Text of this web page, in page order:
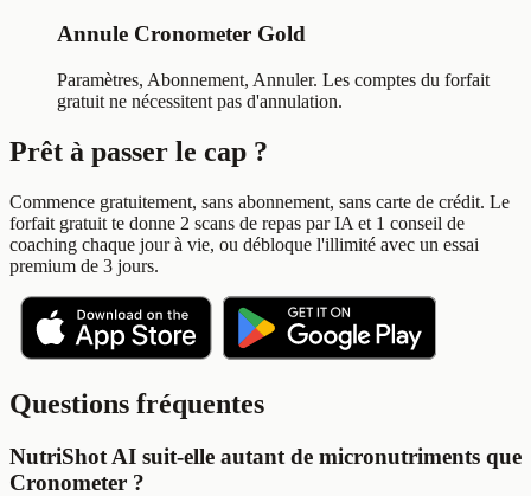
Annule Cronometer Gold
Paramètres, Abonnement, Annuler. Les comptes du forfait
gratuit ne nécessitent pas d'annulation.
Prêt à passer le cap ?
Commence gratuitement, sans abonnement, sans carte de crédit. Le
forfait gratuit te donne 2 scans de repas par IA et 1 conseil de
coaching chaque jour à vie, ou débloque l'illimité avec un essai
premium de 3 jours.
Questions fréquentes
NutriShot AI suit-elle autant de micronutriments que
Cronometer ?